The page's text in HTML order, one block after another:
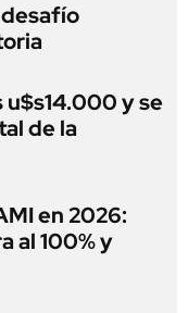
y se
de la
en 2026:
al 100% y